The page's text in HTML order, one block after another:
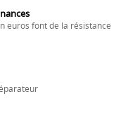
euros font de la résistance